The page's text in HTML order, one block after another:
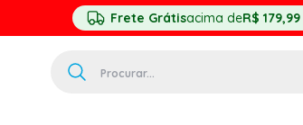
Frete Grátisacima deR$ 179,99